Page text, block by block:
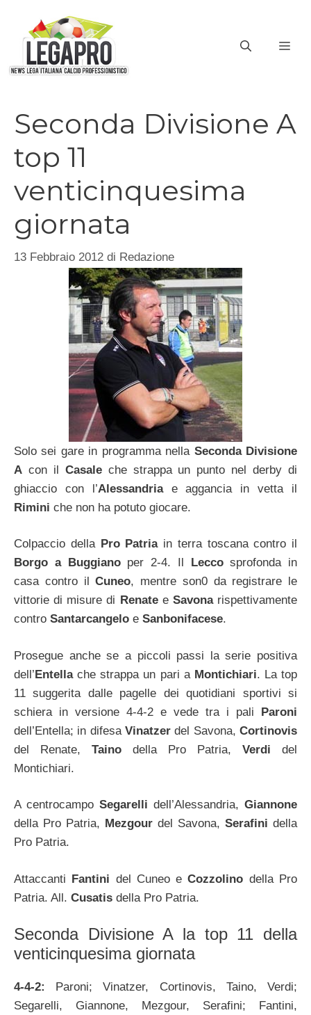
contenuto
Seconda Divisione A
top 11
venticinquesima
giornata
13 Febbraio 2012 di Redazione
Solo sei gare in programma nella Seconda Divisione
A con il Casaleche strappa un punto nel derby di
ghiaccio con l’Alessandriae aggancia in vetta il
Rimini che non ha potuto giocare.
Colpaccio della Pro Patriain terra toscana contro il
Borgo a Buggianoper 2-4. Il Leccosprofonda in
casa contro ilCuneo, mentre son0 da registrare le
vittorie di misure di Renatee Savonarispettivamente
contro Santarcangelo e Sanbonifacese.
Prosegue anche se a piccoli passi la serie positiva
dell’Entellache strappa un pari a Montichiari. La top
11 suggerita dalle pagelle dei quotidiani sportivi si
schiera in versione 4-4-2 e vede tra i pali Paroni
dell’Entella; in difesa Vinatzer del Savona, Cortinovis
del Renate, Taino della Pro Patria, Verdi del
Montichiari.
A centrocampo Segarelli dell’Alessandria, Giannone
della Pro Patria, Mezgour del Savona, Serafini della
Pro Patria.
Attaccanti Fantini del Cuneo eCozzolino della Pro
Patria. All. Cusatis della Pro Patria.
Seconda Divisione A la top 11 della
venticinquesima giornata
4-4-2:
Paroni; Vinatzer, Cortinovis, Taino, Verdi;
Segarelli, Giannone, Mezgour, Serafini; Fantini,